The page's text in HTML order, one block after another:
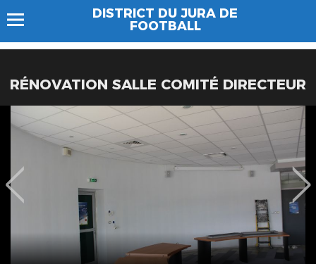
DISTRICT DU JURA DE
FOOTBALL
RÉNOVATION SALLE COMITÉ DIRECTEUR